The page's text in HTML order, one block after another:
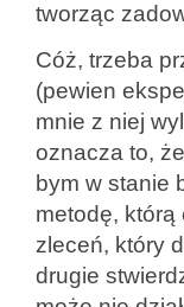
tworząc
Cóż, trzeba
(pewien
mnie z niej
oznacza to,
bym w stanie
metodę,
zleceń, który
drugie